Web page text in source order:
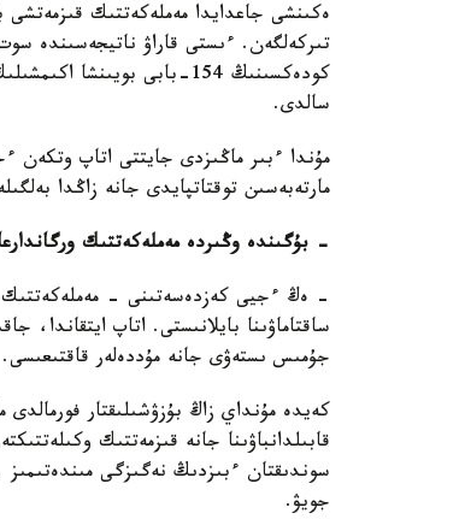
ەكىنشى جاعدايدا مەملەكەتتىك قىزمەتشى
تىركەلگەن. ءىستى قاراۋ ناتيجەسىندە
سالدى.
مۇندا ءبىر ماڭىزدى جايتتى اتاپ وتكەن
مارتەبەسىن توقتاتپايدى جانە زاڭدا
- بۇگىندە وڭىردە مەملەكەتتىك
- ەڭ ءجيى كەزدەسەتىنى - مەملەكەتتىك
ساقتاماۋىنا بايلانىستى. اتاپ ايتقاندا،
جۇمىس ىستەۋى جانە مۇددەلەر قاقتىعىسى.
كەيدە مۇنداي زاڭ بۇزۋشىلىقتار فورمالدى
قابىلدانباۋىنا جانە قىزمەتتىك
سوندىقتان ءبىزدىڭ نەگىزگى مىندەتىمىز
جويۋ.